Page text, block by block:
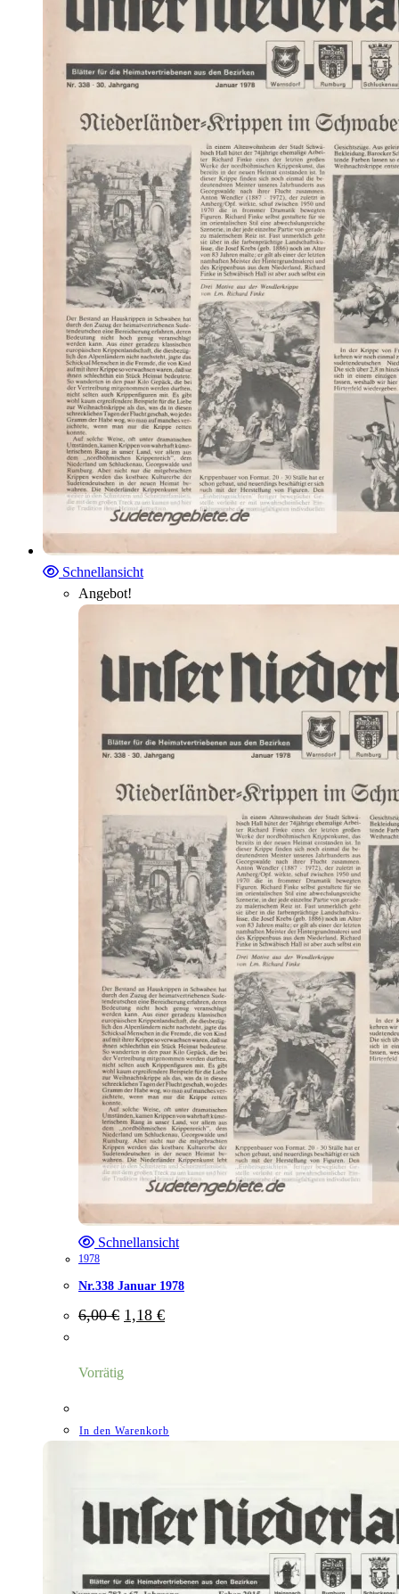
Schnellansicht
Angebot!
Schnellansicht
1978
Nr.338 Januar 1978
6,00€ Ursprünglicher
Preis
1,18 €Aktueller
Vorrätig
In den Warenkorb